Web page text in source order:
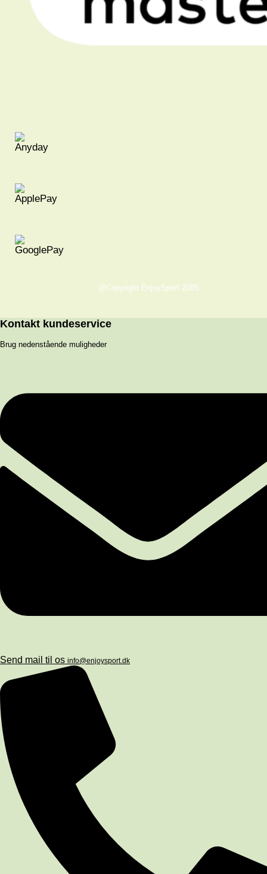
@Copyright EnjoySport 2005
Kontakt kundeservice
Brug nedenstående muligheder
Send mail til os info@enjoysport.dk